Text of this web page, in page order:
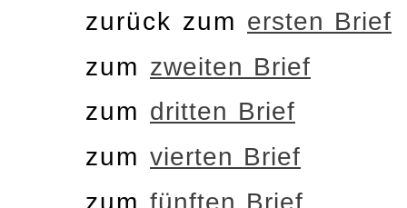
zurück zum ersten Brief
zum zweiten Brief
zum dritten Brief
zum vierten Brief
zum fünften Brief